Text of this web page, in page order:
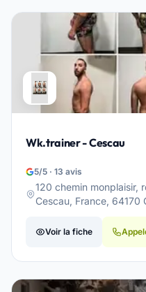
Wk.trainer - Cescau
5/5 · 13 avis
120 chemin monplaisir,
Cescau, France, 64170
Voir la fiche